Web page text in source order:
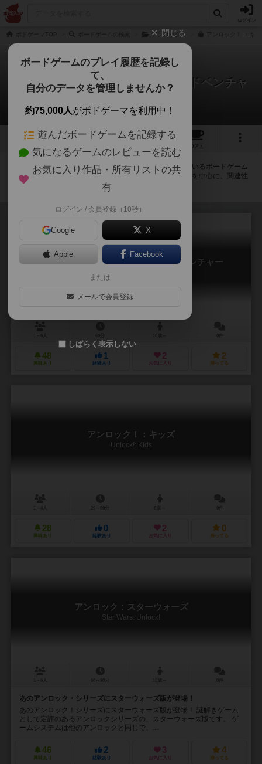
ログイン
アンロック！
アンロック！：エキゾチック・アドベンチャ
ー
拡張/関連作品 10件
1 3
カフェ
アンロック！：エキゾチック・アドベンチャーに紐付いているボードゲーム
一覧です。拡張版・続編・リメイク版などの同じシリーズを中心に、関連性
の強い作品をまとめています。
アンロック！：レジェンダリーアドベンチャー
Unlock!: Legendary Adventures
48
興味あり
1
経験あり
2
お気に入り
2
持ってる
アンロック！：キッズ
Unlock!: Kids
28
興味あり
0
経験あり
2
お気に入り
0
持ってる
アンロック：スターウォーズ
Star Wars: Unlock!
あのアンロック・シリーズにスターウォーズ版が登場！
あのアンロック！シリーズにスターウォーズ版が登場！ 謎解きゲーム
として定評のあるアンロックシリーズの、スターウォーズ版です。 ゲ
ームシステムは他のアンロックと同じで、...
46
興味あり
2
経験あり
3
お気に入り
4
持ってる
閉じる
ボードゲームのプレイ履歴を記録し
て、
自分のデータを管理しませんか？
約75,000人がボドゲーマを利用中！
遊んだボードゲームを記録する
気になるゲームのレビューを読む
お気に入り作品・所有リストの共
有
ログイン / 会員登録（10秒）
Google X
Apple Facebook
または
メールで会員登録
しばらく表示しない